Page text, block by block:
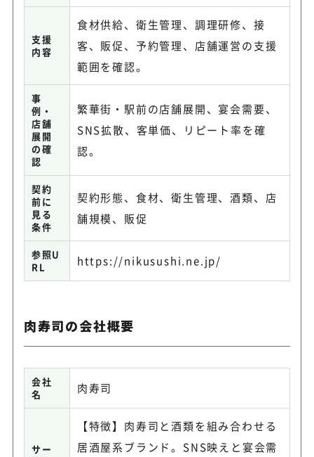
支援
内容
食材供給、衛生管理、調理研修、接
客、販促、予約管理、店舗運営の支援
範囲を確認。
事
例・
店舗
展開
の確
認
繁華街・駅前の店舗展開、宴会需要、
SNS拡散、客単価、リピート率を確
認。
契約
前に
見る
条件
契約形態、食材、衛生管理、酒類、店
舗規模、販促
参照U
RL
https://nikusushi.ne.jp/
肉寿司の会社概要
会社
名
肉寿司
サー
【特徴】肉寿司と酒類を組み合わせる
居酒屋系ブランド。SNS映えと宴会需